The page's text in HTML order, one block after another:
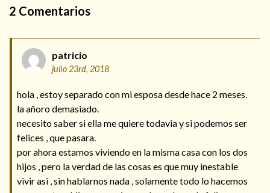
2 Comentarios
patricio
julio 23rd, 2018
hola , estoy separado con mi esposa desde hace 2 meses.
la añoro demasiado.
necesito saber si ella me quiere todavia y si podemos ser
felices , que pasara.
por ahora estamos viviendo en la misma casa con los dos
hijos , pero la verdad de las cosas es que muy inestable
vivir asi , sin hablarnos nada , solamente todo lo hacemos